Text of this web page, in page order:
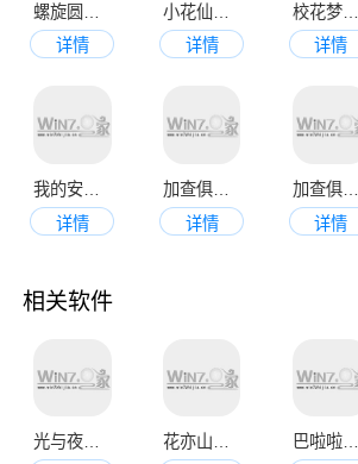
详情
小花仙官网版
详情
校花梦工厂官网版
详情
我的安吉拉2最新版本
详情
加查俱乐部最新版本2023
详情
加查俱乐部中文版
详情
相关软件
光与夜之恋安卓版本
花亦山心之月正版
巴啦啦换装物语